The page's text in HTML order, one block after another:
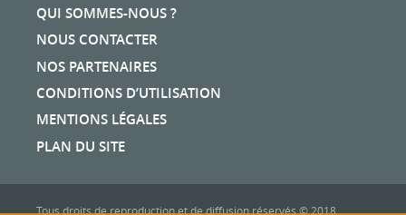
QUI SOMMES-NOUS ?
NOUS CONTACTER
NOS PARTENAIRES
CONDITIONS D’UTILISATION
MENTIONS LÉGALES
PLAN DU SITE
Tous droits de reproduction et de diffusion réservés © 2018